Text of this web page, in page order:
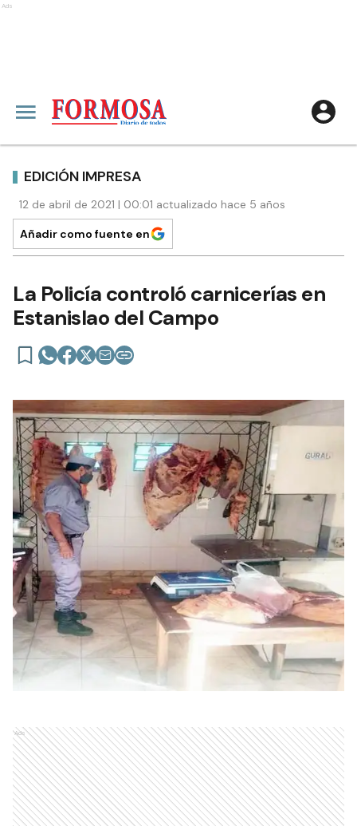
Ads
EDICIÓN IMPRESA
12 de abril de 2021 | 00:01 actualizado hace 5 años
Añadir como fuente en
La Policía controló carnicerías en
Estanislao del Campo
Ads